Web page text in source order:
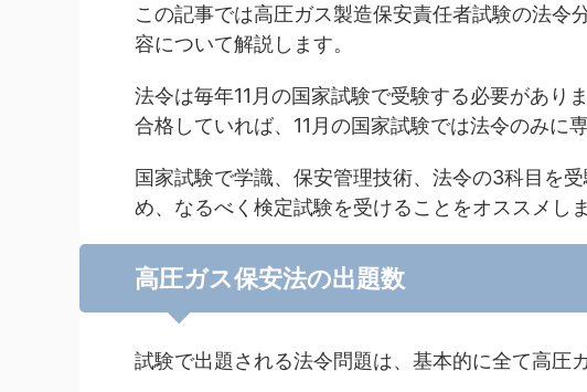
この記事では高圧ガス製造保安責任者試験の法令
容について解説します。
法令は毎年11月の国家試験で受験する必要があり
合格していれば、11月の国家試験では法令のみに
国家試験で学識、保安管理技術、法令の3科目を
め、なるべく検定試験を受けることをオススメしま
高圧ガス保安法の出題数
試験で出題される法令問題は、基本的に全て高圧